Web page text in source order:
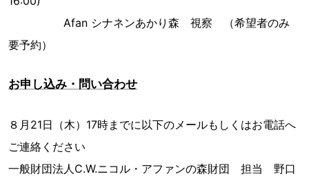
Afan シナネンあかり森 視察 （希望者のみ
要予約）
お申し込み・問い合わせ
８月21日（木）17時までに以下のメールもしくはお電話へ
ご連絡ください
一般財団法人C.W.ニコル・アファンの森財団 担当 野口